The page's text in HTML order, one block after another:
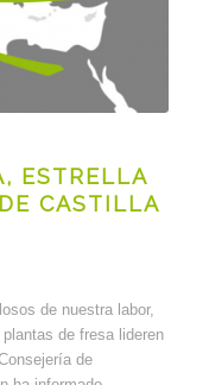
ESTRELLA
CASTILLA
de nuestra labor,
de fresa lideren
de